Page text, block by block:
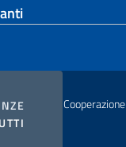
COOKIES
e della Cooperazione